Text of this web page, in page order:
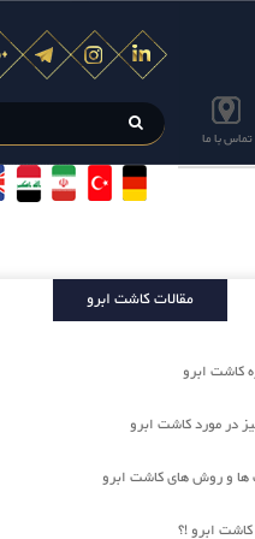
تماس با ما
مقالات کاشت ابرو
کاشت ابرو
در مورد کاشت ابرو
ها و روش های کاشت ابرو
کاشت ابرو !؟